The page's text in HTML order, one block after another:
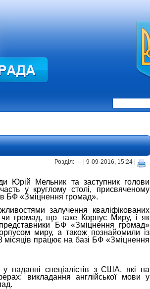
Розділ: --- | 9-09-2016, 15:24 |
Юрій Мельник та заступник голови
у круглому столі, присвяченому
БФ «Зміцнення громад».
залучення кваліфікованих
чи громад, що таке Корпус Миру, і як
БФ «Зміцнення громад»
миру, а також познайомили із
працює на базі БФ «Зміцнення
наданні спеціалістів з США, які на
викладання англійської мови у